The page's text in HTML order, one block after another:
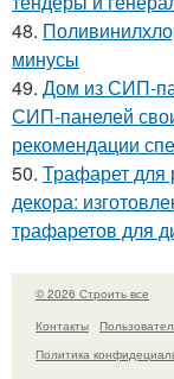
48.
минусы
49. Дом из СИП-
СИП-панелей
рекомендации
50. Трафарет для
декора:
трафаретов для
© 2026 Строить все
Контакты
Политика